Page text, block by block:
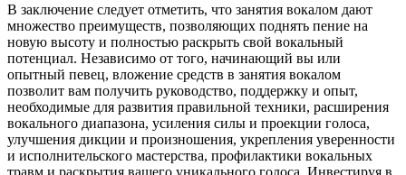
В заключение следует отметить, что занятия вокалом дают
множество преимуществ, позволяющих поднять пение на
новую высоту и полностью раскрыть свой вокальный
потенциал. Независимо от того, начинающий вы или
опытный певец, вложение средств в занятия вокалом
позволит вам получить руководство, поддержку и опыт,
необходимые для развития правильной техники, расширения
вокального диапазона, усиления силы и проекции голоса,
улучшения дикции и произношения, укрепления уверенности
и исполнительского мастерства, профилактики вокальных
травм и раскрытия вашего уникального голоса. Инвестируя в